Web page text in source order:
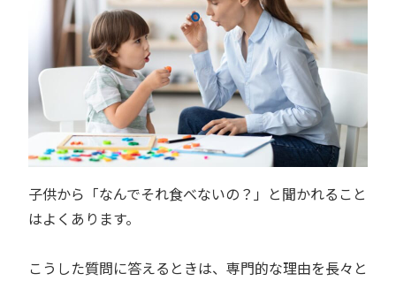
子供から「なんでそれ食べないの？」と聞かれること
はよくあります。
こうした質問に答えるときは、専門的な理由を長々と